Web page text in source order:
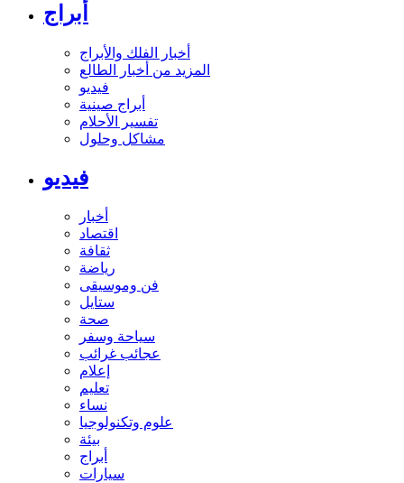
أبراج
أخبار الفلك والأبراج
المزيد من أخبار الطالع
فيديو
أبراج صينية
تفسير الأحلام
مشاكل وحلول
فيديو
أخبار
اقتصاد
ثقافة
رياضة
فن وموسيقى
ستايل
صحة
سياحة وسفر
عجائب غرائب
إعلام
تعليم
نساء
علوم وتكنولوجيا
بيئة
أبراج
سيارات